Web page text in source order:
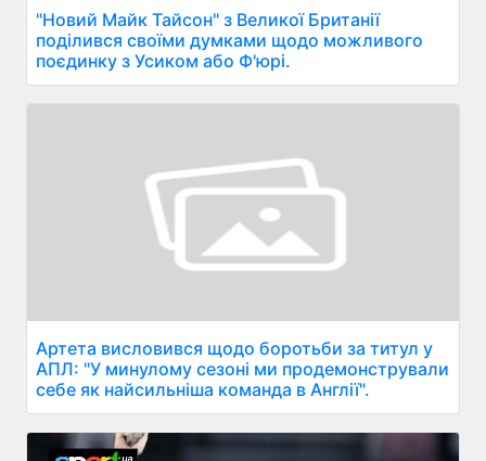
"Новий Майк Тайсон" з Великої Британії
поділився своїми думками щодо можливого
поєдинку з Усиком або Ф'юрі.
Артета висловився щодо боротьби за титул у
АПЛ: "У минулому сезоні ми продемонстрували
себе як найсильніша команда в Англії".